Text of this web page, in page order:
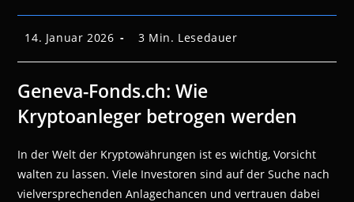
Beitrag
veröffentlicht:
14. Januar 2026 Lesedauer:
3 Min. Lesedauer
Geneva-Fonds.ch: Wie
Kryptoanleger betrogen werden
In der Welt der Kryptowährungen ist es wichtig, Vorsicht
walten zu lassen. Viele Investoren sind auf der Suche nach
vielversprechenden Anlagechancen und vertrauen dabei